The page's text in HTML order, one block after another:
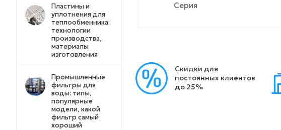
Серия
Скидки для
постоянных клиентов
до 25%
Пластины и
уплотнения для
теплообменника:
технологии
производства,
материалы
изготовления
Промышленные
фильтры для
воды: типы,
популярные
модели, какой
фильтр самый
хороший